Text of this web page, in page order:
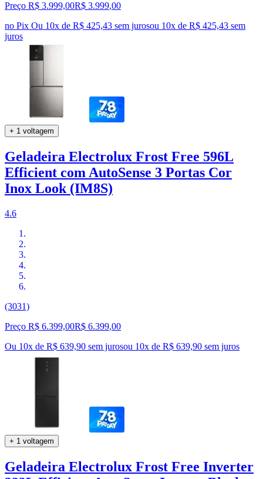
Preço R$ 3.999,00R$ 3.999,00
no Pix Ou 10x de R$ 425,43 sem jurosou 10x de R$ 425,43 sem
juros
+ 1 voltagem
Geladeira Electrolux Frost Free 596L
Efficient com AutoSense 3 Portas Cor
Inox Look (IM8S)
4.6
(3031)
Preço R$ 6.399,00R$ 6.399,00
Ou 10x de R$ 639,90 sem jurosou 10x de R$ 639,90 sem juros
+ 1 voltagem
Geladeira Electrolux Frost Free Inverter